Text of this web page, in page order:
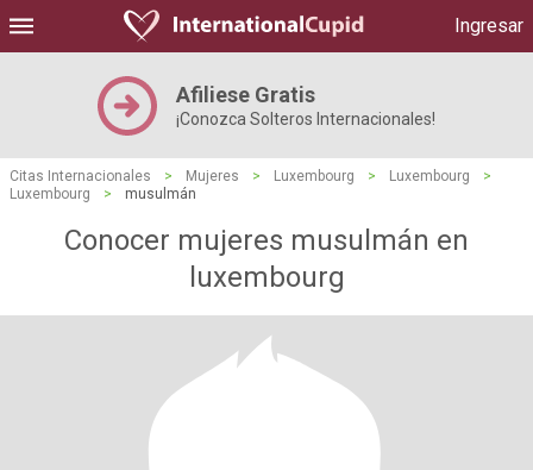
Ingresar
Afiliese Gratis
¡Conozca Solteros Internacionales!
Citas Internacionales > Mujeres > Luxembourg > Luxembourg
>
Luxembourg
> musulmán
Conocer mujeres musulmán en
luxembourg